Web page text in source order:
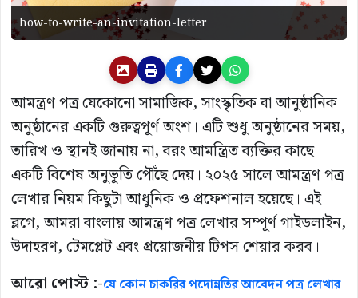
how-to-write-an-invitation-letter
আমন্ত্রণ পত্র যেকোনো সামাজিক, সাংস্কৃতিক বা আনুষ্ঠানিক
অনুষ্ঠানের একটি গুরুত্বপূর্ণ অংশ। এটি শুধু অনুষ্ঠানের সময়,
তারিখ ও স্থানই জানায় না, বরং আমন্ত্রিত ব্যক্তির কাছে
একটি বিশেষ অনুভূতি পৌঁছে দেয়। ২০২৫ সালে আমন্ত্রণ পত্র
লেখার নিয়ম কিছুটা আধুনিক ও প্রফেশনাল হয়েছে। এই
ব্লগে, আমরা বাংলায় আমন্ত্রণ পত্র লেখার সম্পূর্ণ গাইডলাইন,
উদাহরণ, টেমপ্লেট এবং প্রয়োজনীয় টিপস শেয়ার করব।
আরো পোস্ট :-যে কোন চাকরির পদোন্নতির আবেদন পত্র লেখার